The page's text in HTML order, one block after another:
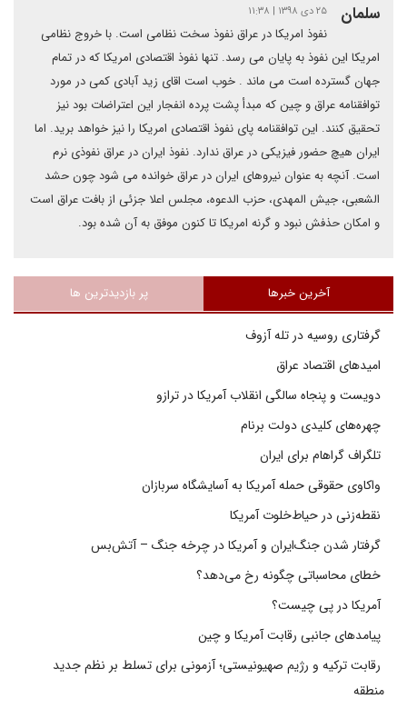
سلمان ۲۵ دی ۱۳۹۸ | ۱۱:۳۸
نفوذ امریکا در عراق نفوذ سخت نظامی است. با خروج نظامی
امریکا این نفوذ به پایان می رسد. تنها نفوذ اقتصادی امریکا که در تمام
جهان گسترده است می ماند . خوب است اقای زید آبادی کمی در مورد
توافقنامه عراق و چین که مبدأ پشت پرده انفجار این اعتراضات بود نیز
تحقیق کنند. این توافقنامه پای نفوذ اقتصادی امریکا را نیز خواهد برید. اما
ایران هیچ حضور فیزیکی در عراق ندارد. نفوذ ایران در عراق نفوذی نرم
است. آنچه به عنوان نیروهای ایران در عراق خوانده می شود چون حشد
الشعبی، جیش المهدی، حزب الدعوه، مجلس اعلا جزئی از بافت عراق است
و امکان حذفش نبود و گرنه امریکا تا کنون موفق به آن شده بود.
آخرین خبرها پر بازدیدترین ها
گرفتاری روسیه در تله آزوف
امیدهای اقتصاد عراق
دویست و پنجاه سالگی انقلاب آمریکا در ترازو
چهره‌های کلیدی دولت برنام
تلگراف گراهام برای ایران
واکاوی حقوقی حمله آمریکا به آسایشگاه سربازان
نقطه‌زنی در حیاط‌خلوت آمریکا
گرفتار شدن جنگ‌ایران و آمریکا در چرخه جنگ – آتش‌بس
خطای محاسباتی چگونه رخ می‌دهد؟
آمریکا در پی چیست؟
پیامدهای جانبی رقابت آمریکا و چین
رقابت ترکیه و رژیم صهیونیستی؛ آزمونی برای تسلط بر نظم جدید
منطقه